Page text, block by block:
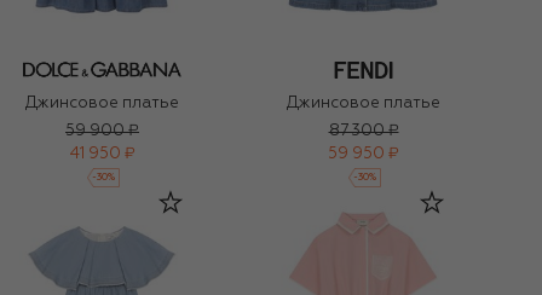
Джинсовое платье
59 900 ₽
41 950 ₽
-30%
Джинсовое платье
87 300 ₽
59 950 ₽
-30%